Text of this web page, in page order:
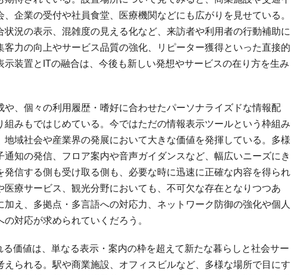
企業の受付や社員食堂、医療機関などにも広がりを見せている。
況の表示、混雑度の見える化など、来訪者や利用者の行動補助に
力の向上やサービス品質の強化、リピーター獲得といった直接的
装置とITの融合は、今後も新しい発想やサービスの在り方を生み
、個々の利用履歴・嗜好に合わせたパーソナライズドな情報配
みもではじめている。今ではただの情報表示ツールという枠組み
域社会や産業界の発展において大きな価値を発揮している。多様
知の発信、フロア案内や音声ガイダンスなど、幅広いニーズにき
信する側も受け取る側も、必要な時に迅速に正確な内容を得られ
療サービス、観光分野においても、不可欠な存在となりつつあ
え、多拠点・多言語への対応力、ネットワーク防御の強化や個人
対応が求められていくだろう。
価値は、単なる表示・案内の枠を超えて新たな暮らしと社会サー
られる。駅や商業施設、オフィスビルなど、多様な場所で目にす